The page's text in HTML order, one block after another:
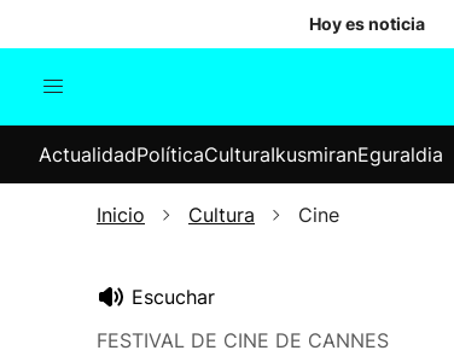
Hoy es noticia
Internacional
Elecciones
ActualidadPolíticaCulturaIkusmiranEguraldia
Inicio Cultura Cine
Escuchar
FESTIVAL DE CINE DE CANNES